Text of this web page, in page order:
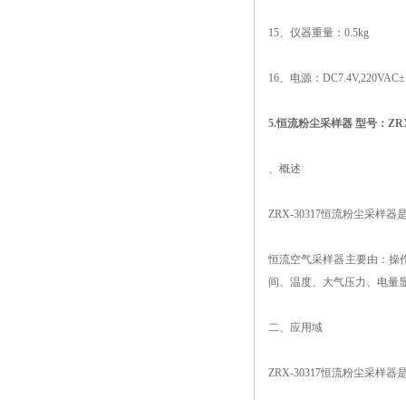
15、仪器重量：0.5kg
16、 电源：
5.恒流粉尘采样器 型号：
、概述
ZRX-30317恒流粉尘采样器
恒流空气采样器主要由：操
间、温度、大气压力、电量
二、应用域
ZRX-30317恒流粉尘采样器